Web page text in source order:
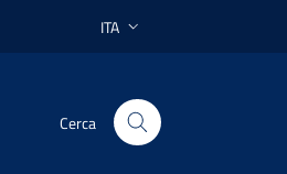
Lingua attiva:
ITA
Cerca